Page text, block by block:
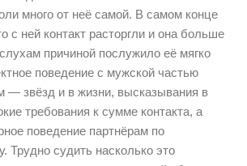
много от неё самой. В самом конце
с ней контакт расторгли и она больше
причиной послужило её мягко
поведение с мужской частью
— звёзд и в жизни, высказывания в
требования к сумме контакта, а
поведение партнёрам по
Трудно судить насколько это